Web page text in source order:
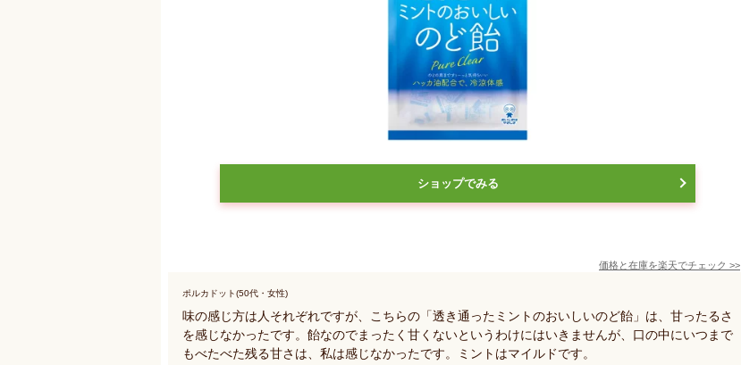
ショップでみる
価格と在庫を楽天でチェック >>
ポルカドット(50代・女性)
味の感じ方は人それぞれですが、こちらの「透き通ったミントのおいしいのど飴」は、甘ったるさ
を感じなかったです。飴なのでまったく甘くないというわけにはいきませんが、口の中にいつまで
もべたべた残る甘さは、私は感じなかったです。ミントはマイルドです。